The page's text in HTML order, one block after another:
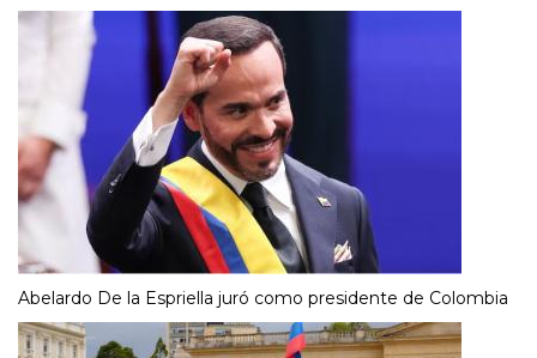
Abelardo De la Espriella juró como presidente de Colombia